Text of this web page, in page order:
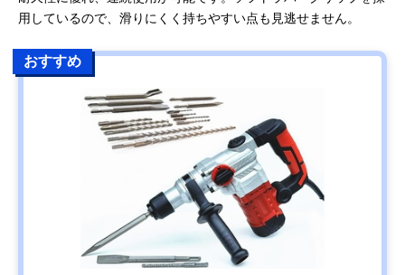
用しているので、滑りにくく持ちやすい点も見逃せません。
おすすめ